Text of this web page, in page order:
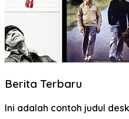
Berita Terbaru
Ini adalah contoh judul